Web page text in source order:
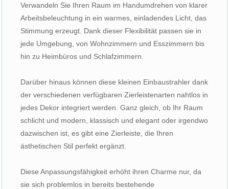
Verwandeln Sie Ihren Raum im Handumdrehen von klarer
Arbeitsbeleuchtung in ein warmes, einladendes Licht, das
Stimmung erzeugt. Dank dieser Flexibilität passen sie in
jede Umgebung, von Wohnzimmern und Esszimmern bis
hin zu Heimbüros und Schlafzimmern.
Darüber hinaus können diese kleinen Einbaustrahler dank
der verschiedenen verfügbaren Zierleistenarten nahtlos in
jedes Dekor integriert werden. Ganz gleich, ob Ihr Raum
schlicht und modern, klassisch und elegant oder irgendwo
dazwischen ist, es gibt eine Zierleiste, die Ihren
ästhetischen Stil perfekt ergänzt.
Diese Anpassungsfähigkeit erhöht ihren Charme nur, da
sie sich problemlos in bereits bestehende